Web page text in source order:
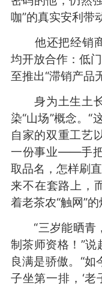
咖”的真实安利带
他还把经销商
均开放合作：低
至推出“滞销产品
身为土生土长
染“山场”概念。“
自家的双重工艺
一份事业——手把
取品名，怎样刷
来不在套路上，
着老茶农“触网”的
“三岁能晒青
制茶师资格！”说
良满是骄傲。“
子坐第一排，‘老